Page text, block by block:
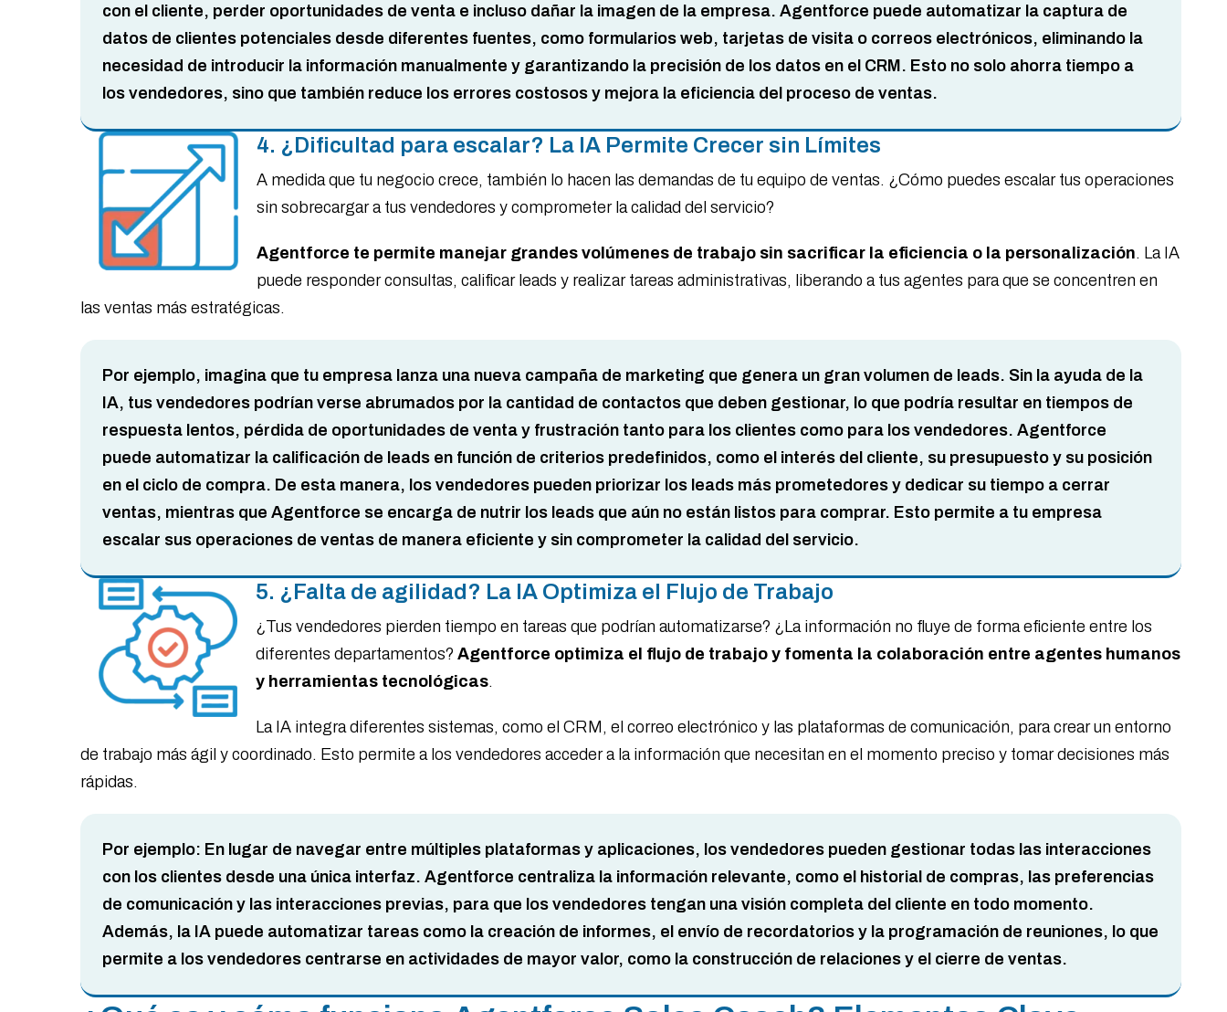
con el cliente, perder oportunidades de venta e incluso dañar la imagen de la empresa. Agentforce puede automatizar la captura de
datos de clientes potenciales desde diferentes fuentes, como formularios web, tarjetas de visita o correos electrónicos, eliminando la
necesidad de introducir la información manualmente y garantizando la precisión de los datos en el CRM. Esto no solo ahorra tiempo a
los vendedores, sino que también reduce los errores costosos y mejora la eficiencia del proceso de ventas.
4. ¿Dificultad para escalar? La IA Permite Crecer sin Límites
A medida que tu negocio crece, también lo hacen las demandas de tu equipo de ventas. ¿Cómo puedes escalar tus operaciones
sin sobrecargar a tus vendedores y comprometer la calidad del servicio?
Agentforce te permite manejar grandes volúmenes de trabajo sin sacrificar la eficiencia o la personalización. La IA
puede responder consultas, calificar leads y realizar tareas administrativas, liberando a tus agentes para que se concentren en
las ventas más estratégicas.
Por ejemplo, imagina que tu empresa lanza una nueva campaña de marketing que genera un gran volumen de leads. Sin la ayuda de la
IA, tus vendedores podrían verse abrumados por la cantidad de contactos que deben gestionar, lo que podría resultar en tiempos de
respuesta lentos, pérdida de oportunidades de venta y frustración tanto para los clientes como para los vendedores. Agentforce
puede automatizar la calificación de leads en función de criterios predefinidos, como el interés del cliente, su presupuesto y su posición
en el ciclo de compra. De esta manera, los vendedores pueden priorizar los leads más prometedores y dedicar su tiempo a cerrar
ventas, mientras que Agentforce se encarga de nutrir los leads que aún no están listos para comprar. Esto permite a tu empresa
escalar sus operaciones de ventas de manera eficiente y sin comprometer la calidad del servicio.
5. ¿Falta de agilidad? La IA Optimiza el Flujo de Trabajo
¿Tus vendedores pierden tiempo en tareas que podrían automatizarse? ¿La información no fluye de forma eficiente entre los
diferentes departamentos? Agentforce optimiza el flujo de trabajo y fomenta la colaboración entre agentes humanos
y herramientas tecnológicas.
La IA integra diferentes sistemas, como el CRM, el correo electrónico y las plataformas de comunicación, para crear un entorno
de trabajo más ágil y coordinado. Esto permite a los vendedores acceder a la información que necesitan en el momento preciso y tomar decisiones más
rápidas.
Por ejemplo: En lugar de navegar entre múltiples plataformas y aplicaciones, los vendedores pueden gestionar todas las interacciones
con los clientes desde una única interfaz. Agentforce centraliza la información relevante, como el historial de compras, las preferencias
de comunicación y las interacciones previas, para que los vendedores tengan una visión completa del cliente en todo momento.
Además, la IA puede automatizar tareas como la creación de informes, el envío de recordatorios y la programación de reuniones, lo que
permite a los vendedores centrarse en actividades de mayor valor, como la construcción de relaciones y el cierre de ventas.